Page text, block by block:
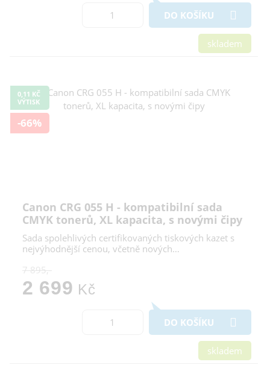
DO KOŠÍKU
skladem
0,11 KČ
VÝTISK
-66%
Canon CRG 055 H - kompatibilní sada
CMYK tonerů, XL kapacita, s novými čipy
Sada spolehlivých certifikovaných tiskových kazet s
nejvýhodnější cenou, včetně nových…
7 895,-
2 699 Kč
DO KOŠÍKU
skladem